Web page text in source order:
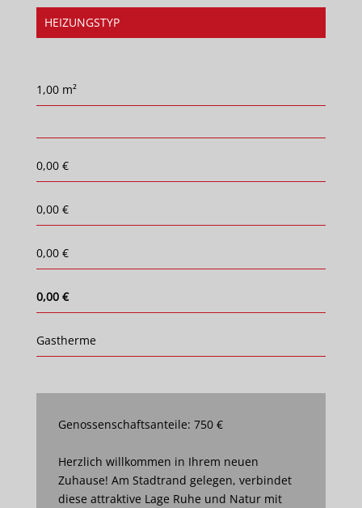
HEIZUNGSTYP
1,00 m²
0,00 €
0,00 €
0,00 €
0,00 €
Gastherme
Genossenschaftsanteile: 750 €
Herzlich willkommen in Ihrem neuen
Zuhause! Am Stadtrand gelegen, verbindet
diese attraktive Lage Ruhe und Natur mit